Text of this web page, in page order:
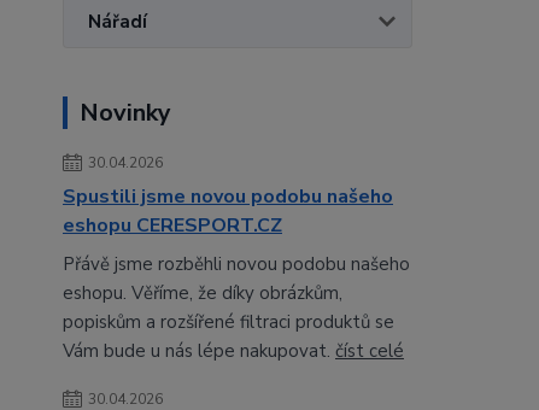
Nářadí
Novinky
30.04.2026
Spustili jsme novou podobu našeho
eshopu CERESPORT.CZ
Přávě jsme rozběhli novou podobu našeho
eshopu. Věříme, že díky obrázkům,
popiskům a rozšířené filtraci produktů se
Vám bude u nás lépe nakupovat. číst celé
30.04.2026